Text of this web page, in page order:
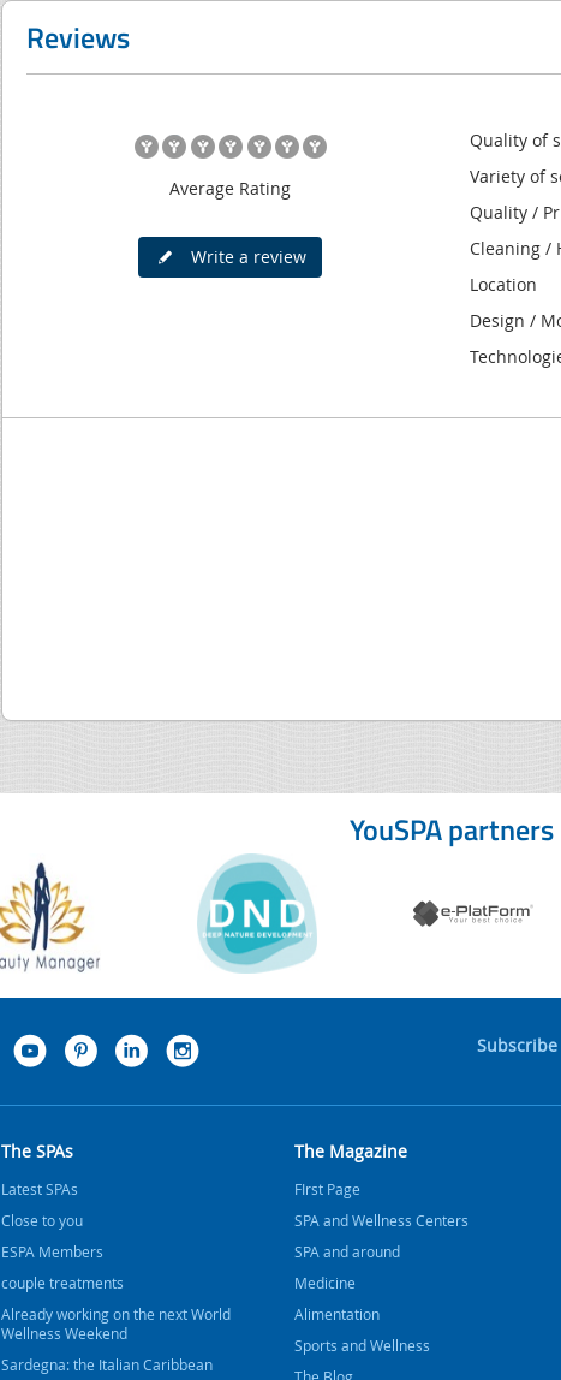
Reviews
Average Rating
Write a review
Quality of
Variety of
Quality /
Cleaning /
Location
Design /
YouSPA partners
The SPAs
Latest SPAs
Close to you
ESPA Members
couple treatments
Already working on the next World
Wellness Weekend
Sardegna: the Italian Caribbean
The Magazine
FIrst Page
SPA and Wellness Centers
SPA and around
Medicine
Alimentation
Sports and Wellness